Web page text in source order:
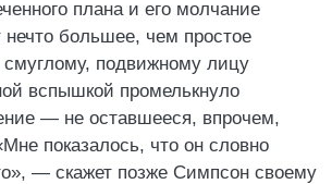
плана и его молчание
нечто большее, чем простое
смуглому, подвижному лицу
вспышкой промелькнуло
— не оставшееся, впрочем,
показалось, что он словно
— скажет позже Симпсон своему